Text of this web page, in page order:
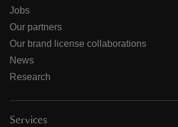
Jobs
Our partners
Our brand license collaborations
News
Research
Services